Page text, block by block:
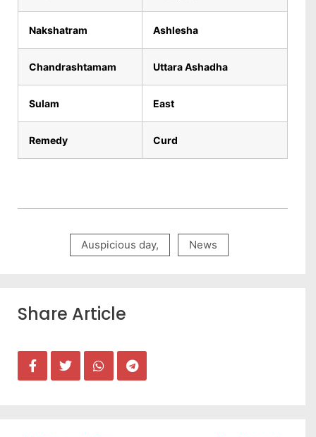
Nakshatram Ashlesha
Chandrashtamam Uttara Ashadha
Sulam East
Remedy Curd
Auspicious day, News
Share Article